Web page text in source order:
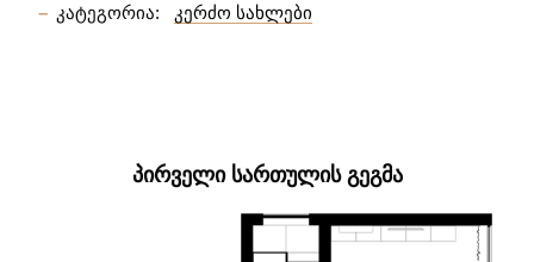
კატეგორია:
კერძო სახლები
ᲞᲘᲠᲕᲔᲚᲘ ᲡᲐᲠᲗᲣᲚᲘᲡ ᲒᲔᲒᲛᲐ